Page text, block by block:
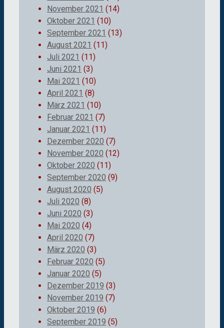
November 2021 (14)
Oktober 2021 (10)
September 2021 (13)
August 2021 (11)
Juli 2021 (11)
Juni 2021 (3)
Mai 2021 (10)
April 2021 (8)
März 2021 (10)
Februar 2021 (7)
Januar 2021 (11)
Dezember 2020 (7)
November 2020 (12)
Oktober 2020 (11)
September 2020 (9)
August 2020 (5)
Juli 2020 (8)
Juni 2020 (3)
Mai 2020 (4)
April 2020 (7)
März 2020 (3)
Februar 2020 (5)
Januar 2020 (5)
Dezember 2019 (3)
November 2019 (7)
Oktober 2019 (6)
September 2019 (5)